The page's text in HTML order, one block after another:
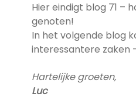
Hier eindigt blog 71 –
genoten!
In het volgende blog
interessantere zaken
Hartelijke groeten,
Luc